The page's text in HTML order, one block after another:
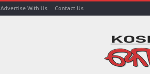
Advertise With Us Contact Us